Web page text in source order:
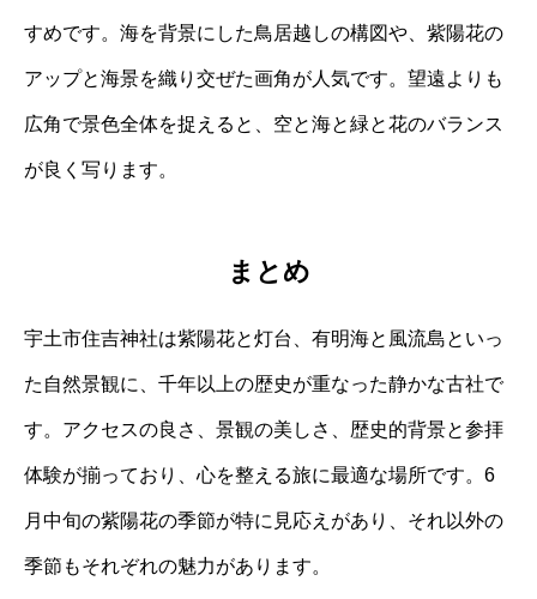
すめです。海を背景にした鳥居越しの構図や、紫陽花の
アップと海景を織り交ぜた画角が人気です。望遠よりも
広角で景色全体を捉えると、空と海と緑と花のバランス
が良く写ります。
まとめ
宇土市住吉神社は紫陽花と灯台、有明海と風流島といっ
た自然景観に、千年以上の歴史が重なった静かな古社で
す。アクセスの良さ、景観の美しさ、歴史的背景と参拝
体験が揃っており、心を整える旅に最適な場所です。6
月中旬の紫陽花の季節が特に見応えがあり、それ以外の
季節もそれぞれの魅力があります。